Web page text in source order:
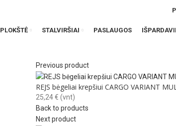
PLOKŠTĖ STALVIRŠIAI PASLAUGOS
Previous product
REJS bėgeliai krepšiui CARGO VARIANT
25,24€ (vnt)
Back to products
Next product